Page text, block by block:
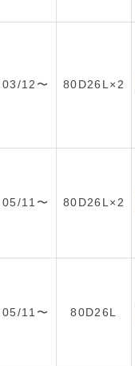
03/12〜 80D26L×2
05/11〜 80D26L×2
05/11〜 80D26L